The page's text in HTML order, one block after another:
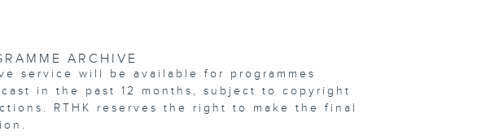
ARCHIVE
service will be available for programmes
in the past 12 months, subject to copyright
RTHK reserves the right to make the final